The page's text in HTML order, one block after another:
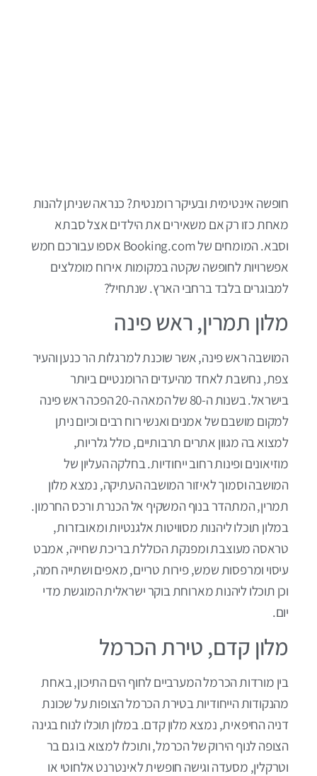
חופשה אינטימית ובעיקר רומנטית? כנראה שניתן להנות
מאחת כזו רק אם משאירים את הילדים אצל סבתא
וסבא. המומחים של Booking.com אספו עבורכם חמש
אפשרויות לחופשה שקטה במקומות אירוח מומלצים
למבוגרים בלבד ברחבי הארץ. שנתחיל?
מלון תמרין, ראש פינה
המושבה ראש פינה, אשר שוכנת למרגלות הר כנען והעיר
צפת, נחשבת לאחד מהיעדים הרומנטיים ביותר
בישראל. בשנות ה-80 של המאה ה-20 הפכה ראש פינה
למקום מושבם של אמנים ואנשי רוח רבים וכיום ניתן
למצוא בה מגוון אתרים תרבותיים, כולל גלריות,
מוזיאונים ופינות רחוב ייחודיות. בחלקה העליון של
המושבה וסמוך לאיזור המושבה העתיקה, נמצא מלון
תמרין, המתהדר בנוף המשקיף אל הכנרת ורכס החרמון.
במלון תוכלו ליהנות מסוויטות אלגנטיות ומאובזרות,
טראסה מעוצבת ומפנקת הכוללת בריכת שחייה, אמבט
עיסוי ומרפסות שמש, פירות טריים, מאפים ושתייה חמה,
וכן תוכלו ליהנות מארוחת בוקר ישראלית המוגשת מדי
יום.
מלון קדם, טירת הכרמל
בין מורדות הכרמל המערביים לחוף הים התיכון, באחת
מהנקודות הייחודיות בטירת הכרמל הצופות על שכונת
דניה החיפאית, נמצא מלון קדם. במלון תוכלו לנוח בגינה
הצופה לנוף הירוק של הכרמל, ותוכלו למצוא בו גם בר
וטרקלין, מסעדה וגישה חופשית לאינטרנט אלחוטי או